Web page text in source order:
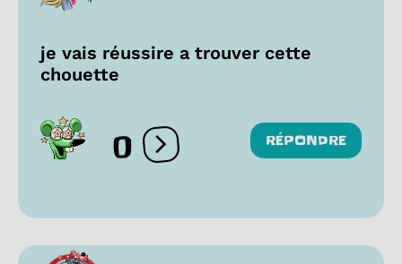
je vais réussire a trouver cette
chouette
0 Ouvrir les réactions
RÉPONDRE